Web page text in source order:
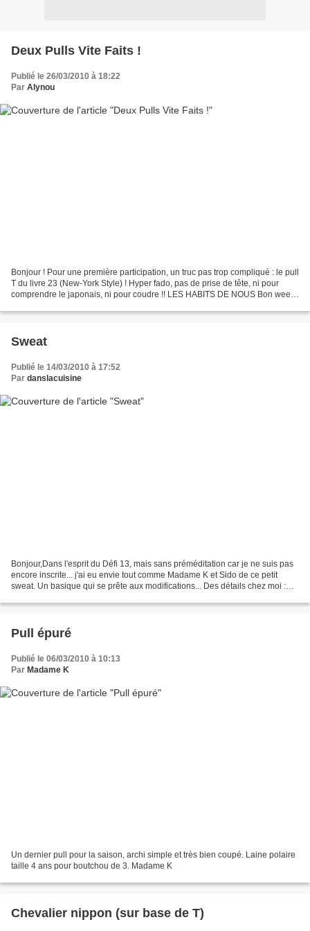
Deux Pulls Vite Faits !
Publié le 26/03/2010 à 18:22
Par Alynou
Bonjour ! Pour une première participation, un truc pas trop compliqué : le pull
T du livre 23 (New-York Style) ! Hyper fado, pas de prise de tête, ni pour
comprendre le japonais, ni pour coudre !! LES HABITS DE NOUS Bon week-
Sweat
Publié le 14/03/2010 à 17:52
Par danslacuisine
Bonjour,Dans l'esprit du Défi 13, mais sans préméditation car je ne suis pas
encore inscrite... j'ai eu envie tout comme Madame K et Sido de ce petit
sweat. Un basique qui se prête aux modifications... Des détails chez moi :
Pull épuré
Publié le 06/03/2010 à 10:13
Par Madame K
Un dernier pull pour la saison, archi simple et très bien coupé. Laine polaire
taille 4 ans pour boutchou de 3. Madame K
Chevalier nippon (sur base de T)